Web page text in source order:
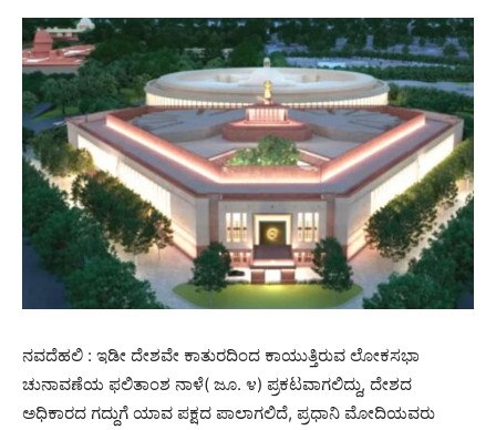
ನವದೆಹಲಿ : ಇಡೀ ದೇಶವೇ ಕಾತುರದಿಂದ ಕಾಯುತ್ತಿರುವ ಲೋಕಸಭಾ
ಚುನಾವಣೆಯ ಫಲಿತಾಂಶ ನಾಳೆ( ಜೂ. ೪) ಪ್ರಕಟವಾಗಲಿದ್ದು, ದೇಶದ
ಅಧಿಕಾರದ ಗದ್ದುಗೆ ಯಾವ ಪಕ್ಷದ ಪಾಲಾಗಲಿದೆ, ಪ್ರಧಾನಿ ಮೋದಿಯವರು